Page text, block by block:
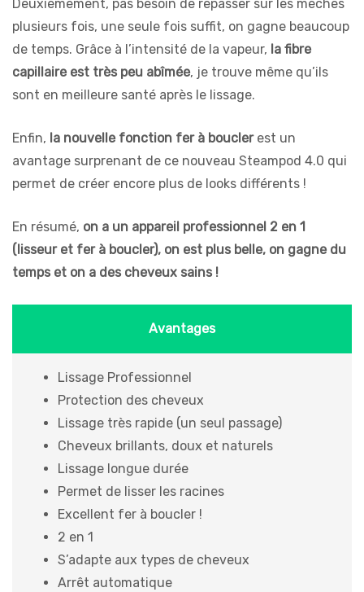
Deuxièmement, pas besoin de repasser sur les mèches
plusieurs fois, une seule fois suffit, on gagne beaucoup
de temps. Grâce à l’intensité de la vapeur, la fibre
capillaire est très peu abîmée, je trouve même qu’ils
sont en meilleure santé après le lissage.
Enfin, la nouvelle fonction fer à bouclerest un
avantage surprenant de ce nouveau Steampod 4.0 qui
permet de créer encore plus de looks différents !
En résumé, on a un appareil professionnel 2 en 1
(lisseur et fer à boucler), on est plus belle, on gagne du
temps et on a des cheveux sains !
Avantages
Lissage Professionnel
Protection des cheveux
Lissage très rapide (un seul passage)
Cheveux brillants, doux et naturels
Lissage longue durée
Permet de lisser les racines
Excellent fer à boucler !
2 en 1
S’adapte aux types de cheveux
Arrêt automatique